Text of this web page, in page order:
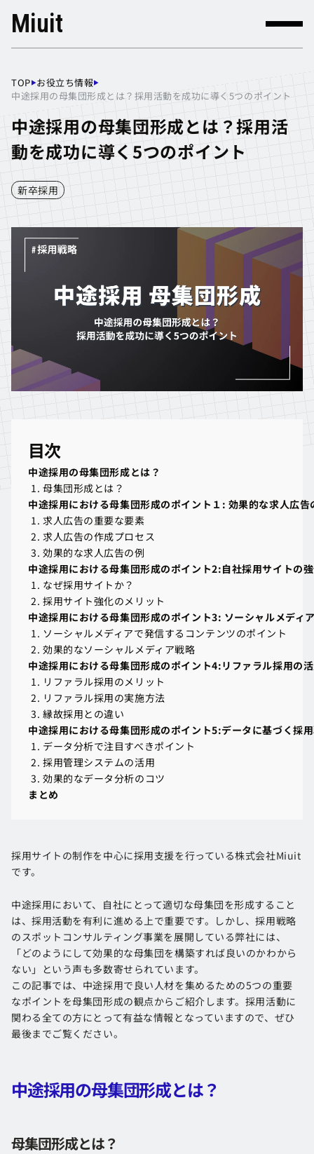
Miuit
TOP
TOP
▶お役立ち情報
お役立ち情報
▶
中途採用の母集団形成とは？採用活動を成功に導く5つのポイント
中途採用の母集団形成とは？採用活
動を成功に導く5つのポイント
新卒採用
目次
中途採用の母集団形成とは？
中途採用の母集団形成とは？
母集団形成とは？
母集団形成とは？
中途採用における母集団形成のポイント１: 効果的な求人広告
中途採用における母集団形成のポイント１: 効果的な求人広告
求人広告の重要な要素
求人広告の重要な要素
求人広告の作成プロセス
求人広告の作成プロセス
効果的な求人広告の例
効果的な求人広告の例
中途採用における母集団形成のポイント2:自社採用サイトの
中途採用における母集団形成のポイント2:自社採用サイトの
なぜ採用サイトか？
なぜ採用サイトか？
採用サイト強化のメリット
採用サイト強化のメリット
中途採用における母集団形成のポイント3: ソーシャルメディ
中途採用における母集団形成のポイント3: ソーシャルメディ
ソーシャルメディアで発信するコンテンツのポイント
ソーシャルメディアで発信するコンテンツのポイント
効果的なソーシャルメディア戦略
効果的なソーシャルメディア戦略
中途採用における母集団形成のポイント4:リファラル採用の
中途採用における母集団形成のポイント4:リファラル採用の
リファラル採用のメリット
リファラル採用のメリット
リファラル採用の実施方法
リファラル採用の実施方法
縁故採用との違い
縁故採用との違い
中途採用における母集団形成のポイント5:データに基づく採
中途採用における母集団形成のポイント5:データに基づく採
データ分析で注目すべきポイント
データ分析で注目すべきポイント
採用管理システムの活用
採用管理システムの活用
効果的なデータ分析のコツ
効果的なデータ分析のコツ
まとめ
採用サイトの制作を中心に採用支援を行っている株式会社Miuit
です。
中途採用において、自社にとって適切な母集団を形成すること
は、採用活動を有利に進める上で重要です。しかし、採用戦略
のスポットコンサルティング事業を展開している弊社には、
「どのようにして効果的な母集団を構築すれば良いのかわから
ない」という声も多数寄せられています。
この記事では、中途採用で良い人材を集めるための5つの重要
なポイントを母集団形成の観点からご紹介します。採用活動に
関わる全ての方にとって有益な情報となっていますので、ぜひ
最後までご覧ください。
中途採用の母集団形成とは？
母集団形成とは？